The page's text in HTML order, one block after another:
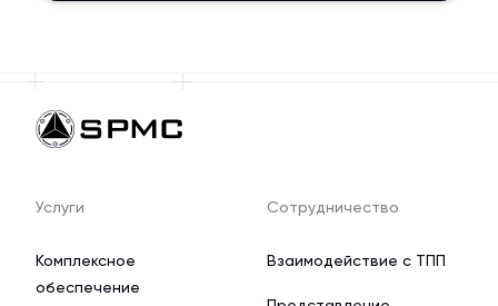
Услуги
Комплексное
обеспечение
Сотрудничество
Взаимодействие с ТПП